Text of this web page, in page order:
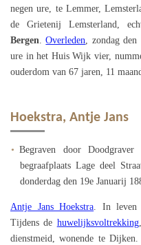
negen ure, te Lemmer,
de Grietenij Lemsterland,
Bergen.Overleden, zondag den
ure in het Huis Wijk vier,
ouderdom van 67 jaren, 11
Hoekstra, Antje Jans
Begraven door
begraafplaats Lage deel
donderdag den 19e Januarij
Antje Jans Hoekstra. In leven
Tijdens de huwelijksvoltrekking
dienstmeid, wonende te